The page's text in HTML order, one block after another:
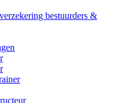
bestuurders &